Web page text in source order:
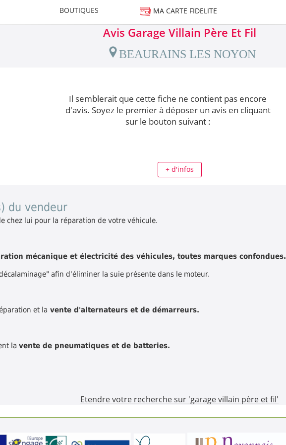
BOUTIQUES MA CARTE FIDELITE
Avis Garage Villain Père Et Fil
BEAURAINS LES NOYON
Il semblerait que cette fiche ne contient pas encore
d'avis. Soyez le premier à déposer un avis en cliquant
sur le bouton suivant :
+ d'infos
du vendeur
chez lui pour la réparation de votre véhicule.
mécanique et électricité des véhicules, toutes marques confondues.
afin d'éliminer la suie présente dans le moteur.
et la vente d'alternateurs et de démarreurs.
la vente de pneumatiques et de batteries.
Etendre votre recherche sur 'garage villain père et fil'